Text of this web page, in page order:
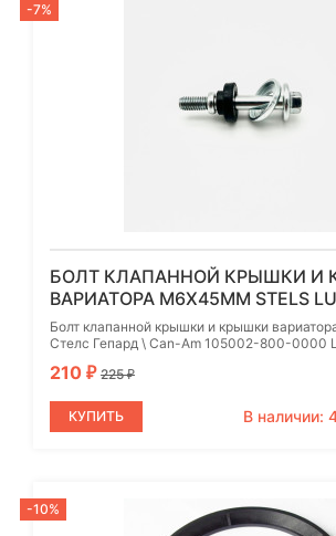
-7%
БОЛТ КЛАПАННОЙ КРЫШКИ И
ВАРИАТОРА М6Х45ММ STELS
Болт клапанной крышки и крышки
Стелс Гепард \ Can-Am 105002-800-0000
210 ₽ 225₽
КУПИТЬ В наличии:
-10%